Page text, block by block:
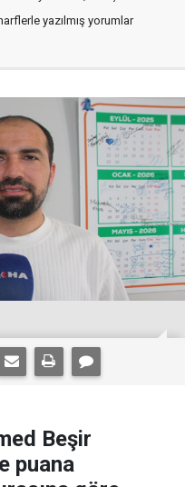
yazılmış yorumlar
Beşir
puana